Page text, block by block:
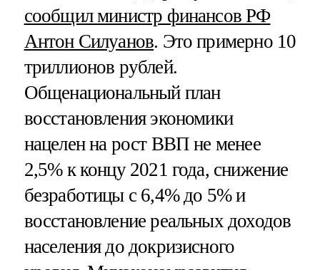
сообщил министр финансов РФ
Антон Силуанов. Это примерно 10
триллионов рублей.
Общенациональный план
восстановления экономики
нацелен на рост ВВП не менее
2,5% к концу 2021 года, снижение
безработицы с 6,4% до 5% и
восстановление реальных доходов
населения до докризисного